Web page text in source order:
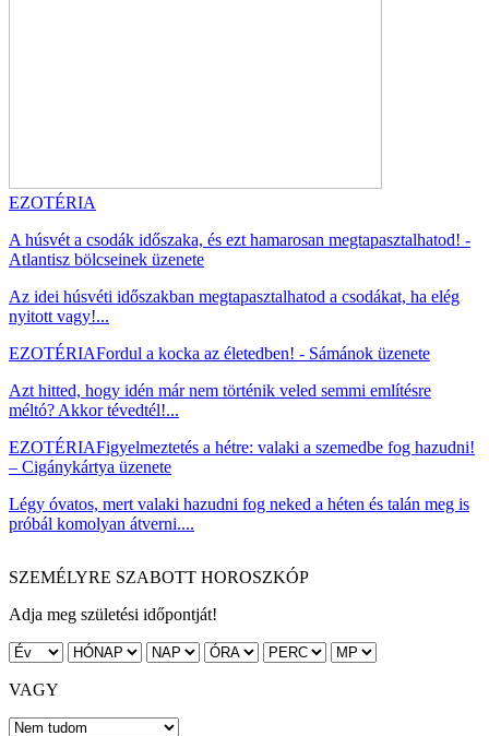
EZOTÉRIA
A húsvét a csodák időszaka, és ezt hamarosan megtapasztalhatod! -
Atlantisz bölcseinek üzenete
Az idei húsvéti időszakban megtapasztalhatod a csodákat, ha elég
nyitott vagy!...
EZOTÉRIAFordul a kocka az életedben! - Sámánok üzenete
Azt hitted, hogy idén már nem történik veled semmi említésre
méltó? Akkor tévedtél!...
EZOTÉRIAFigyelmeztetés a hétre: valaki a szemedbe fog hazudni!
– Cigánykártya üzenete
Légy óvatos, mert valaki hazudni fog neked a héten és talán meg is
próbál komolyan átverni....
SZEMÉLYRE SZABOTT HOROSZKÓP
Adja meg születési időpontját!
VAGY